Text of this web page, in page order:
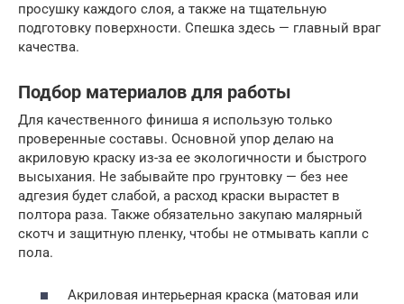
просушку каждого слоя, а также на тщательную
подготовку поверхности. Спешка здесь — главный враг
качества.
Подбор материалов для работы
Для качественного финиша я использую только
проверенные составы. Основной упор делаю на
акриловую краску из-за ее экологичности и быстрого
высыхания. Не забывайте про грунтовку — без нее
адгезия будет слабой, а расход краски вырастет в
полтора раза. Также обязательно закупаю малярный
скотч и защитную пленку, чтобы не отмывать капли с
пола.
Акриловая интерьерная краска (матовая или